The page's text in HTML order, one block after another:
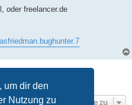
um dir den
Nutzung zu
oder freelancer.de
1von 1
Gehe zu